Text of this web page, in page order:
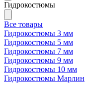
Гидрокостюмы
Все товары
Гидрокостюмы 3 мм
Гидрокостюмы 5 мм
Гидрокостюмы 7 мм
Гидрокостюмы 9 мм
Гидрокостюмы 10 мм
Гидрокостюмы Марлин